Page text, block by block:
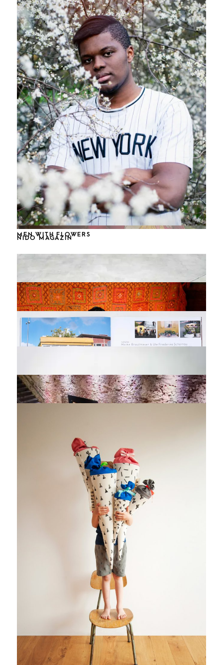
OLGA
PLASTICTALES BUCH- UND AUSSTELLUNGSPROJEKT
ERWIN HAPKE FÜR ART MAGAZIN
NIDO MAGAZIN
MEN WITH FLOWERS
MS PLUS ARCHITEKTEN
FEELING BLUE – AUSSTELLUNGSPROJEKT MIT MAIKE
PITUPI – GRÜNE, FAIRE KINDERMODE
STILL EATING THE UNIVERSE*